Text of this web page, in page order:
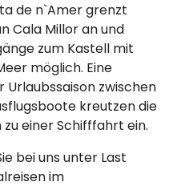
de n`Amer grenzt
Cala Millor an und
zum Kastell mit
möglich. Eine
zwischen
kreutzen die
einer Schifffahrt ein.
bei uns unter Last
im